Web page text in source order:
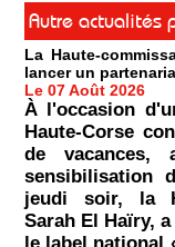
Autre actualités
La Haute-
lancer un
Le 07 Août 2026
À l'occasion
Haute-Corse
de
sensibilisation
jeudi soir, la
Sarah El Haïry,
le label national